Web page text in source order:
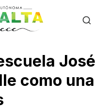
José
como una